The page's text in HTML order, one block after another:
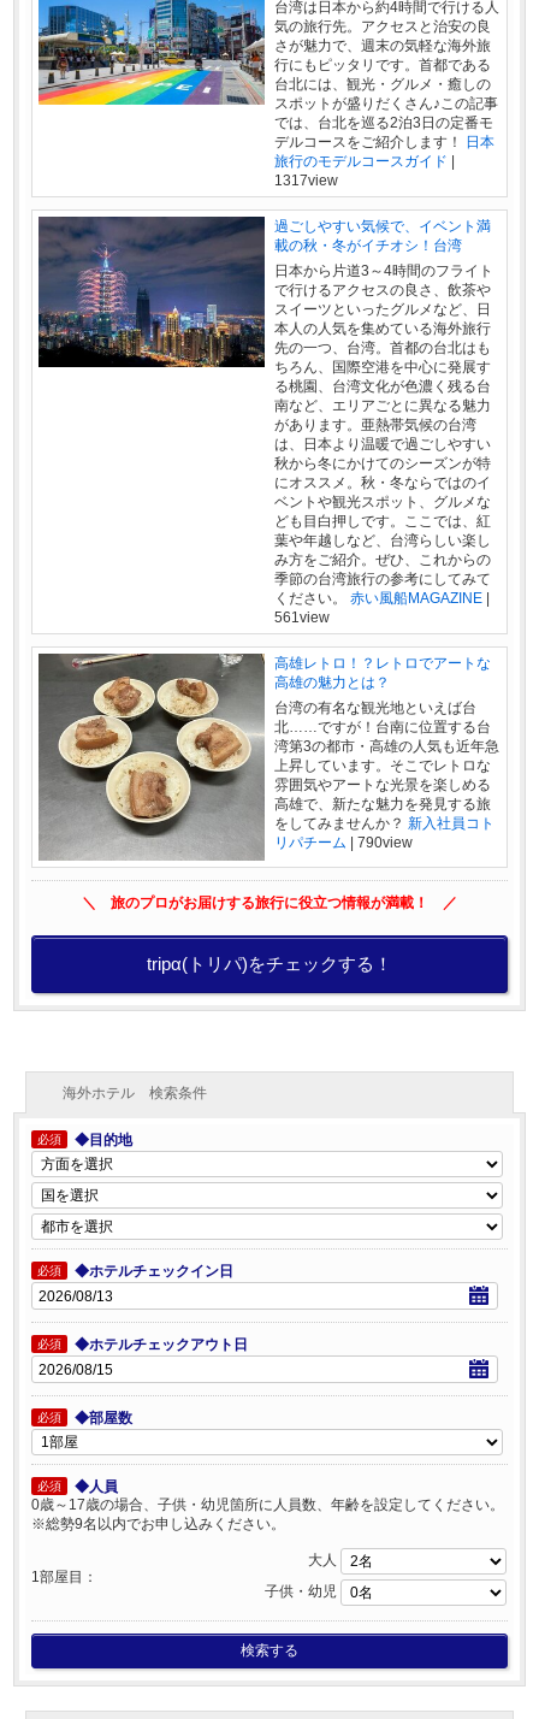
台湾は日本から約4時間で行ける人
気の旅行先。アクセスと治安の良
さが魅力で、週末の気軽な海外旅
行にもピッタリです。首都である
台北には、観光・グルメ・癒しの
スポットが盛りだくさん♪この記事
では、台北を巡る2泊3日の定番モ
デルコースをご紹介します！
日本
旅行のモデルコースガイド
1317view
過ごしやすい気候で、イベント満
載の秋・冬がイチオシ！台湾
日本から片道3～4時間のフライト
で行けるアクセスの良さ、飲茶や
スイーツといったグルメなど、日
本人の人気を集めている海外旅行
先の一つ、台湾。首都の台北はも
ちろん、国際空港を中心に発展す
る桃園、台湾文化が色濃く残る台
南など、エリアごとに異なる魅力
があります。亜熱帯気候の台湾
は、日本より温暖で過ごしやすい
秋から冬にかけてのシーズンが特
にオススメ。秋・冬ならではのイ
ベントや観光スポット、グルメな
ども目白押しです。ここでは、紅
葉や年越しなど、台湾らしい楽し
み方をご紹介。ぜひ、これからの
季節の台湾旅行の参考にしてみて
ください。
赤い風船MAGAZINE|
561view
高雄レトロ！？レトロでアートな
高雄の魅力とは？
台湾の有名な観光地といえば台
北……ですが！台南に位置する台
湾第3の都市・高雄の人気も近年急
上昇しています。そこでレトロな
雰囲気やアートな光景を楽しめる
高雄で、新たな魅力を発見する旅
をしてみませんか？ 新入社員コト
リパチーム
790view
＼ 旅のプロがお届けする旅行に役立つ情報が満載！ ／
tripα(トリパ)をチェックする！
海外ホテル 検索条件
必須 ◆目的地
必須 ◆ホテルチェックイン日
必須 ◆ホテルチェックアウト日
必須 ◆部屋数
必須
◆人員
0歳～17歳の場合、子供・幼児箇所に人員数、年齢を設定してください。
※総勢9名以内でお申し込みください。
1部屋目：
大人
子供・幼児
検索する